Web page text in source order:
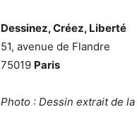
Dessinez, Créez, Liberté
51, avenue de Flandre
75019 Paris
Photo : Dessin extrait de